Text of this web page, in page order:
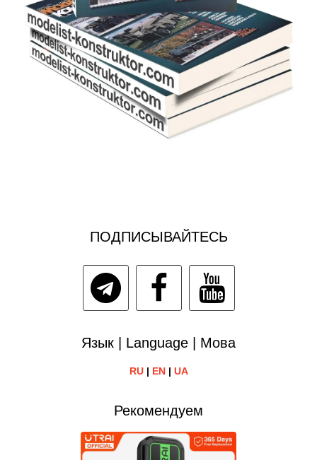
ПОДПИСЫВАЙТЕСЬ
Язык | Language | Мова
RU| EN| UA
Рекомендуем